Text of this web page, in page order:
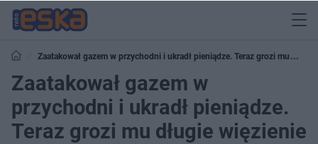
Zaatakował gazem w przychodni i ukradł pieniądze. Teraz grozi mu
długie więzienie
Zaatakował gazem w
przychodni i ukradł pieniądze.
Teraz grozi mu długie więzienie